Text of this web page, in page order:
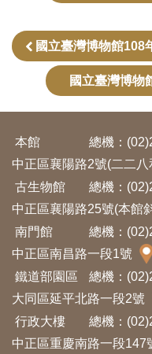
資
訊
教
育
活
動
出
版
文
國立臺灣博物館108
國立臺灣博物
本館 總機：
中正區襄陽路2號(二二
古生物館
總機：
中正區襄陽路25號(本館
南門館
總機：
中正區南昌路一段1號
鐵道部園區
總機：
大同區延平北路一段2號
行政大樓
總機：
中正區重慶南路一段